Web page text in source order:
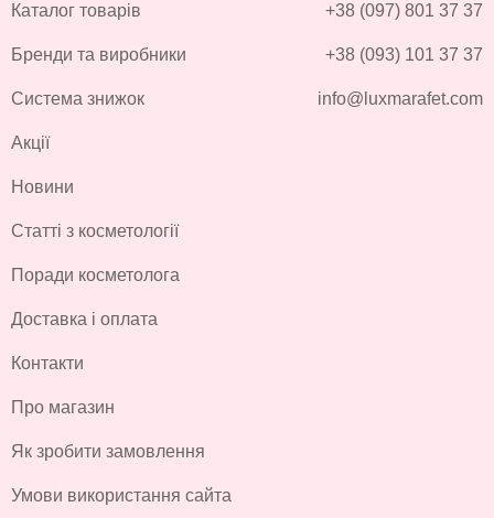
Каталог товарів
Бренди та виробники
Система знижок
Акції
Новини
Статті з косметології
Поради косметолога
Доставка і оплата
Контакти
Про магазин
Як зробити замовлення
Умови використання сайта
+38 (097) 801 37 37
+38 (093) 101 37 37
info@luxmarafet.com